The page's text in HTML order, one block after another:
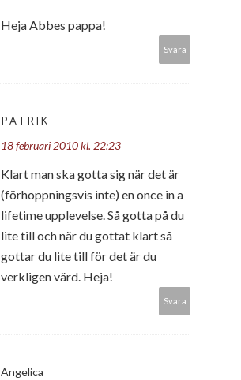
Heja Abbes pappa!
Svara
PATRIK
18 februari 2010 kl. 22:23
Klart man ska gotta sig när det är
(förhoppningsvis inte) en once in a
lifetime upplevelse. Så gotta på du
lite till och när du gottat klart så
gottar du lite till för det är du
verkligen värd. Heja!
Svara
Angelica